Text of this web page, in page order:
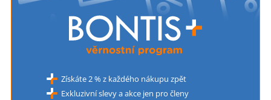
Získáte 2 % z každého nákupu zpět
Exkluzivní slevy a akce jen pro členy